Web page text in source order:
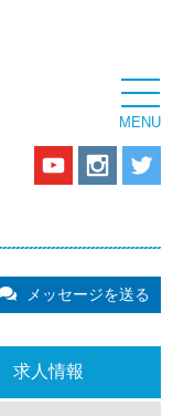
メッセージを送る
求人情報